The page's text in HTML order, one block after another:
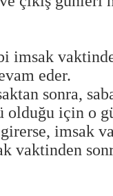
imsak
eder.
sonra,
olduğu için o
imsak
vaktinden